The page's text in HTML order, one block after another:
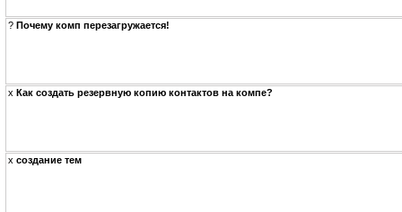
? Почему комп перезагружается!
x Как создать резервную копию контактов на компе?
x создание тем